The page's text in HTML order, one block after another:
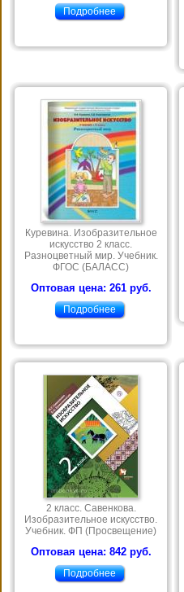
Подробнее
Куревина. Изобразительное
искусство 2 класс.
Разноцветный мир. Учебник.
ФГОС (БАЛАСС)
Оптовая цена: 261 руб.
Подробнее
2 класс. Савенкова.
Изобразительное искусство.
Учебник. ФП (Просвещение)
Оптовая цена: 842 руб.
Подробнее